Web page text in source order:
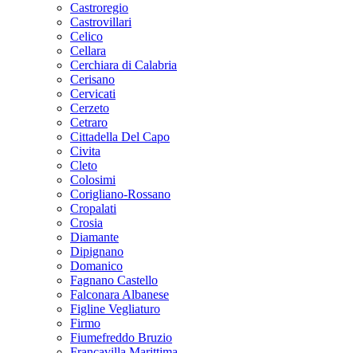
Castroregio
Castrovillari
Celico
Cellara
Cerchiara di Calabria
Cerisano
Cervicati
Cerzeto
Cetraro
Cittadella Del Capo
Civita
Cleto
Colosimi
Corigliano-Rossano
Cropalati
Crosia
Diamante
Dipignano
Domanico
Fagnano Castello
Falconara Albanese
Figline Vegliaturo
Firmo
Fiumefreddo Bruzio